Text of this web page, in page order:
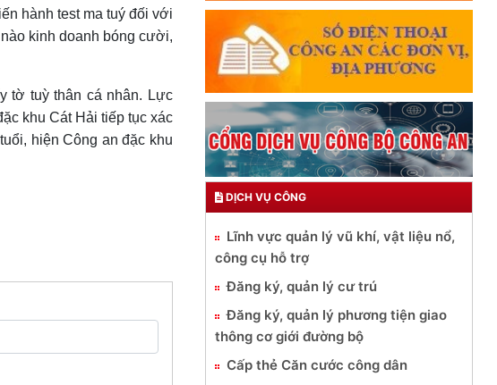
hành test ma tuý đối với
kinh doanh bóng cười,
tờ tuỳ thân cá nhân. Lực
khu Cát Hải tiếp tục xác
hiện Công an đặc khu
DỊCH VỤ CÔNG
Lĩnh vực quản lý vũ khí, vật liệu nổ,
công cụ hỗ trợ
Đăng ký, quản lý cư trú
Đăng ký, quản lý phương tiện giao
thông cơ giới đường bộ
Cấp thẻ Căn cước công dân